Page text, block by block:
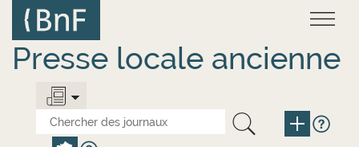
contenu
principal
Presse locale ancienne
Panneau de gestion des cookies